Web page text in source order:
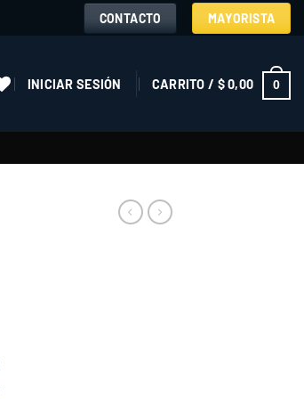
CONTACTO MAYORISTA
INICIAR SESIÓN CARRITO / $0,00 0